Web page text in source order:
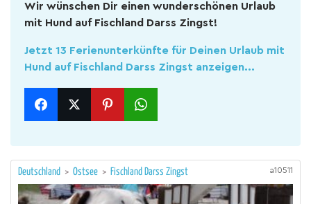
Wir wünschen Dir einen wunderschönen Urlaub
mit Hund auf Fischland Darss Zingst!
Jetzt 13 Ferienunterkünfte für Deinen Urlaub mit
Hund auf Fischland Darss Zingst anzeigen...
Deutschland > Ostsee > Fischland Darss Zingst a10511